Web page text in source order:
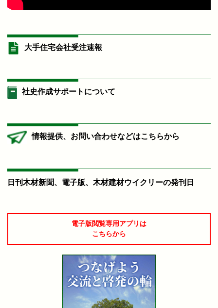
大手住宅会社受注速報
社史作成サポートについて
情報提供、お問い合わせなどはこちらから
日刊木材新聞、電子版、木材建材ウイクリーの発刊日
電子版閲覧専用アプリは
こちらから